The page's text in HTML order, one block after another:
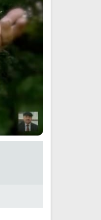
Discover Islam and Muslims
religion!